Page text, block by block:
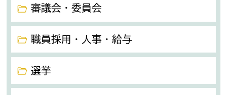
審議会・委員会
職員採用・人事・給与
選挙